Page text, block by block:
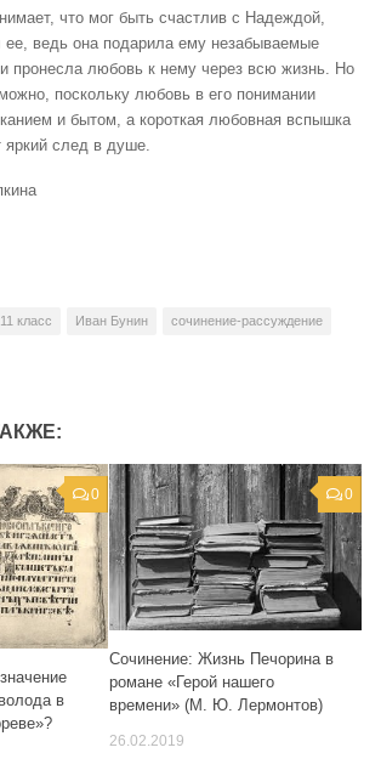
что мог быть счастлив с Надеждой,
ее, ведь она подарила ему незабываемые
и пронесла любовь к нему через всю жизнь. Но
поскольку любовь в его понимании
и бытом, а короткая любовная вспышка
яркий след в душе.
11 класс Иван Бунин сочинение-рассуждение
0
в
0
Сочинение: Жизнь Печорина в
романе «Герой нашего
времени» (М. Ю. Лермонтов)
26.02.2019